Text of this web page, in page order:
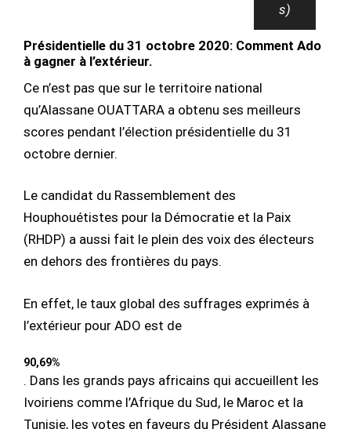
s)
Présidentielle du 31 octobre 2020: Comment Ado
à gagner à l’extérieur.
Ce n’est pas que sur le territoire national
qu’Alassane OUATTARA a obtenu ses meilleurs
scores pendant l’élection présidentielle du 31
octobre dernier.
Le candidat du Rassemblement des
Houphouétistes pour la Démocratie et la Paix
(RHDP) a aussi fait le plein des voix des électeurs
en dehors des frontières du pays.
En effet, le taux global des suffrages exprimés à
l’extérieur pour ADO est de
90,69%
. Dans les grands pays africains qui accueillent les
Ivoiriens comme l’Afrique du Sud, le Maroc et la
Tunisie, les votes en faveurs du Président Alassane